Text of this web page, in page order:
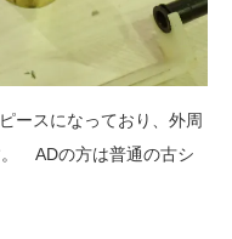
ースになっており、外周
。 ADの方は普通の古シ